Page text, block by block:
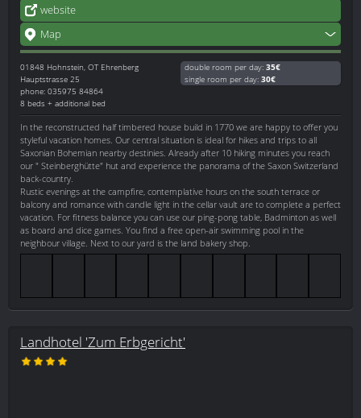
website
Map
01848 Hohnstein, OT Ehrenberg
Hauptstrasse 25
phone: 035975 84864
8 beds + additional bed
double room per day: 35€
single room per day: 30€
In the reconstructed half timbered house build in 1770 we are happy to offer you
styleful vacation homes. Our central situation is ideal for hikes and trips to all
Saxonian Bohemian nearby destinies. Already after 10 hiking minutes you reach
our " Steinberghütte" hut and experience the panorama of the Saxon Switzerland
back-country.
Rustic evenings at the campfire, contemplative hours on the south terrace or
balcony and romance with candle light in the cellar vault are to complete a perfect
vacation. For fitness balance you can use our ping-pong table, Badminton as well
as board and dice games. You find a free open-air swimming pool in the
neighbour village. Next to our yard is the land bakery shop.
Landhotel 'Zum Erbgericht'